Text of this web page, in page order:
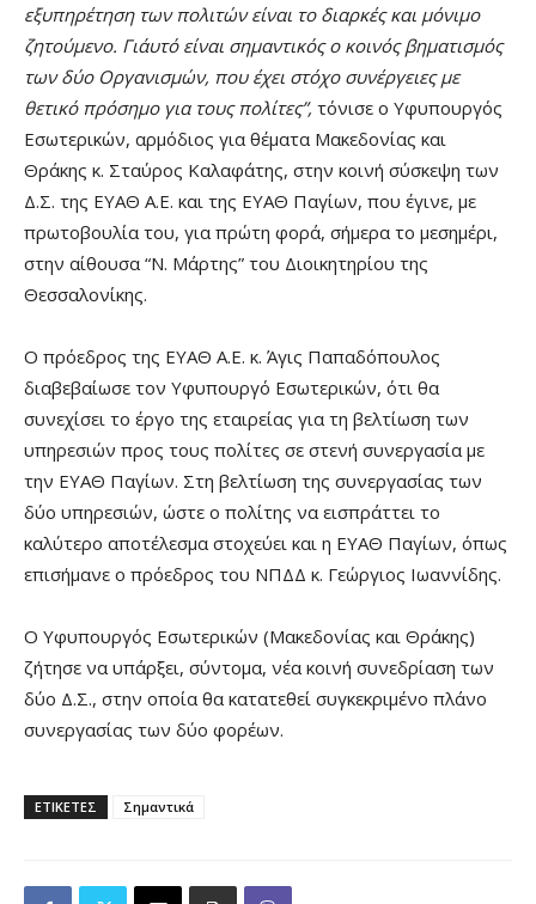
εξυπηρέτηση των πολιτών είναι το διαρκές και μόνιμο
ζητούμενο. Γι΄αυτό είναι σημαντικός ο κοινός βηματισμός
των δύο Οργανισμών, που έχει στόχο συνέργειες με
θετικό πρόσημο για τους πολίτες”, τόνισε ο Υφυπουργός
Εσωτερικών, αρμόδιος για θέματα Μακεδονίας και
Θράκης κ. Σταύρος Καλαφάτης, στην κοινή σύσκεψη των
Δ.Σ. της ΕΥΑΘ Α.Ε. και της ΕΥΑΘ Παγίων, που έγινε, με
πρωτοβουλία του, για πρώτη φορά, σήμερα το μεσημέρι,
στην αίθουσα “Ν. Μάρτης” του Διοικητηρίου της
Θεσσαλονίκης.
Ο πρόεδρος της ΕΥΑΘ Α.Ε. κ. Άγις Παπαδόπουλος
διαβεβαίωσε τον Υφυπουργό Εσωτερικών, ότι θα
συνεχίσει το έργο της εταιρείας για τη βελτίωση των
υπηρεσιών προς τους πολίτες σε στενή συνεργασία με
την ΕΥΑΘ Παγίων. Στη βελτίωση της συνεργασίας των
δύο υπηρεσιών, ώστε ο πολίτης να εισπράττει το
καλύτερο αποτέλεσμα στοχεύει και η ΕΥΑΘ Παγίων, όπως
επισήμανε ο πρόεδρος του ΝΠΔΔ κ. Γεώργιος Ιωαννίδης.
Ο Υφυπουργός Εσωτερικών (Μακεδονίας και Θράκης)
ζήτησε να υπάρξει, σύντομα, νέα κοινή συνεδρίαση των
δύο Δ.Σ., στην οποία θα κατατεθεί συγκεκριμένο πλάνο
συνεργασίας των δύο φορέων.
ΕΤΙΚΕΤΕΣ Σημαντικά